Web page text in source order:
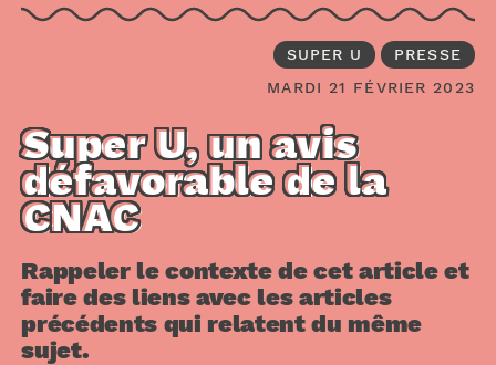
Super U, un avis
défavorable de la
CNAC
Rappeler le contexte de cet article et
faire des liens avec les articles
précédents qui relatent du même
sujet.
SUPER U
PRESSE
MARDI 21 FÉVRIER 2023